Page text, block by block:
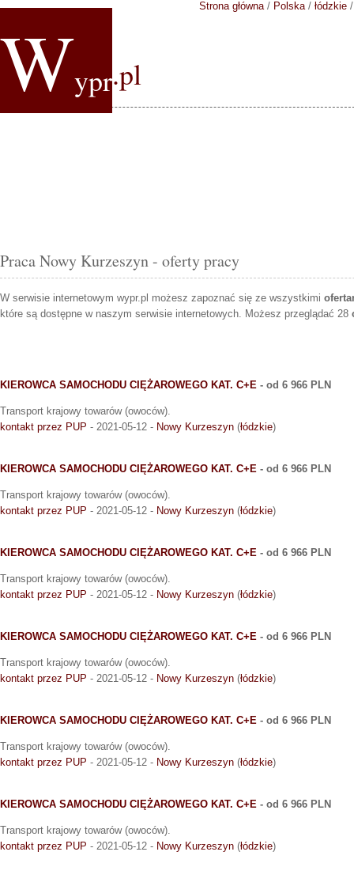
Wypr.pl
Strona główna/ Polska/ łódzkie
Praca Nowy Kurzeszyn - oferty pracy
W serwisie internetowym wypr.pl możesz zapoznać się ze wszystkimi
które są dostępne w naszym serwisie internetowych. Możesz przeglądać 28
KIEROWCA SAMOCHODU CIĘŻAROWEGO KAT. C+E - od 6 966 PLN
Transport krajowy towarów (owoców).
kontakt przez PUP - 2021-05-12 - Nowy Kurzeszyn (łódzkie)
KIEROWCA SAMOCHODU CIĘŻAROWEGO KAT. C+E - od 6 966 PLN
Transport krajowy towarów (owoców).
kontakt przez PUP - 2021-05-12 - Nowy Kurzeszyn (łódzkie)
KIEROWCA SAMOCHODU CIĘŻAROWEGO KAT. C+E - od 6 966 PLN
Transport krajowy towarów (owoców).
kontakt przez PUP - 2021-05-12 - Nowy Kurzeszyn (łódzkie)
KIEROWCA SAMOCHODU CIĘŻAROWEGO KAT. C+E - od 6 966 PLN
Transport krajowy towarów (owoców).
kontakt przez PUP - 2021-05-12 - Nowy Kurzeszyn (łódzkie)
KIEROWCA SAMOCHODU CIĘŻAROWEGO KAT. C+E - od 6 966 PLN
Transport krajowy towarów (owoców).
kontakt przez PUP - 2021-05-12 - Nowy Kurzeszyn (łódzkie)
KIEROWCA SAMOCHODU CIĘŻAROWEGO KAT. C+E - od 6 966 PLN
Transport krajowy towarów (owoców).
kontakt przez PUP - 2021-05-12 - Nowy Kurzeszyn (łódzkie)